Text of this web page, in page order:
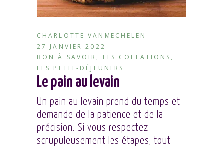
CHARLOTTE VANMECHELEN
27 JANVIER 2022
BON À SAVOIR , LES COLLATIONS ,
LES PETIT-DÉJEUNERS
Le pain au levain
Un pain au levain prend du temps et
demande de la patience et de la
précision. Si vous respectez
scrupuleusement les étapes, tout